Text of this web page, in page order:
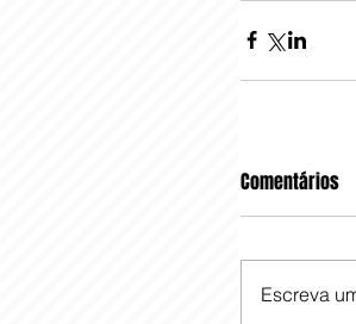
Comentários
Escreva